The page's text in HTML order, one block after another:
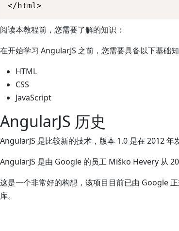
</html>
阅读本教程前，您需要了解的知识：
在开始学习 AngularJS 之前，您需要具备以下基础知
HTML
CSS
JavaScript
AngularJS 历史
AngularJS 是比较新的技术，版本 1.0 是在 2012 年
AngularJS 是由 Google 的员工 Miško Hevery 从
这是一个非常好的构想，该项目目前已由 Google
库。